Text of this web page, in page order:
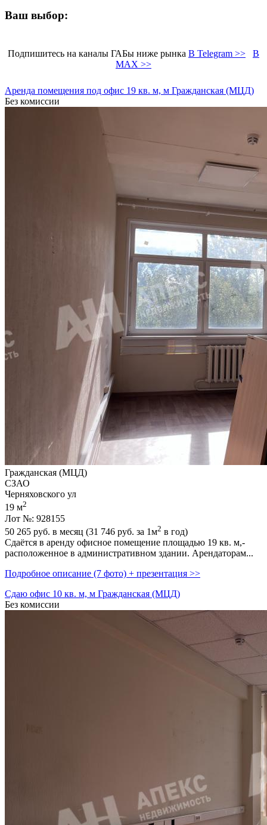
Ваш выбор:
Подпишитесь на каналы ГАБы ниже рынка В Telegram >>
В
MAX >>
Аренда помещения под офис 19 кв. м, м Гражданская (МЦД)
Без комиссии
Гражданская (МЦД)
СЗАО
Черняховского ул
19 м2
Лот №: 928155
50 265 руб. в месяц (31 746 руб. за 1м2 в год)
Сдаётся в аренду офисное помещение площадью 19 кв. м,­
расположенное в административном здании. Арендаторам...
Подробное описание (7 фото) + презентация >>
Сдаю офис 10 кв. м, м Гражданская (МЦД)
Без комиссии